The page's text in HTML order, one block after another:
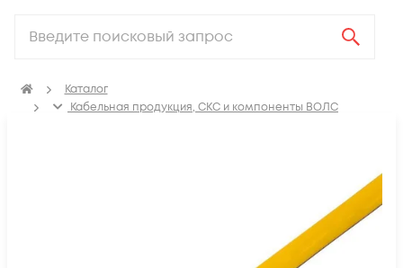
Каталог
Кабельная продукция, СКС и компоненты ВОЛС